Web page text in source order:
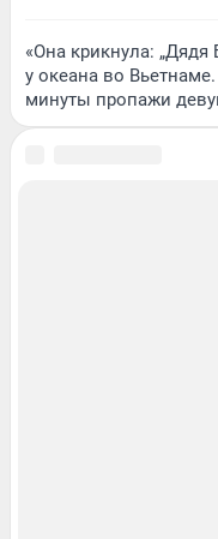
«Она крикнула:
у океана во
минуты пропажи